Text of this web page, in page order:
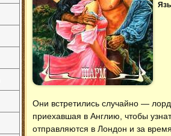
Они встретились случайно —
приехавшая в Англию, чтобы
отправляются в Лондон и за